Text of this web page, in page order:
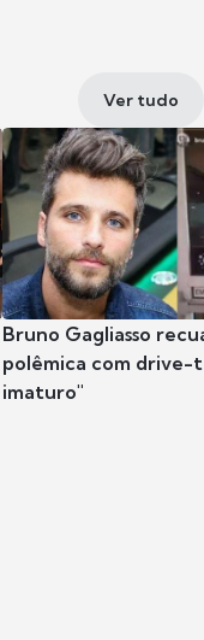
Ver tudo
Bruno Gagliasso
polêmica com drive-
imaturo"